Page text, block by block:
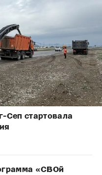
стартовала
«СВОй